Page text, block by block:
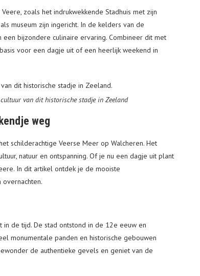
zoals het indrukwekkende Stadhuis met zijn
museum zijn ingericht. In de kelders van de
bijzondere culinaire ervaring. Combineer dit met
voor een dagje uit of een heerlijk weekend in
van dit historische stadje in Zeeland
weg
schilderachtige Veerse Meer op Walcheren. Het
natuur en ontspanning. Of je nu een dagje uit plant
In dit artikel ontdek je de mooiste
de tijd. De stad ontstond in de 12e eeuw en
monumentale panden en historische gebouwen
de authentieke gevels en geniet van de